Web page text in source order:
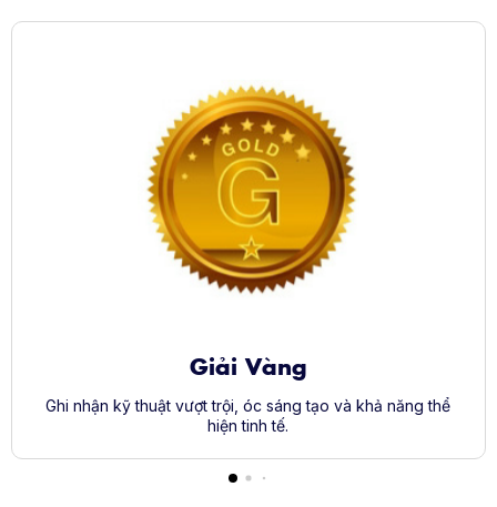
Giải Vàng
Ghi nhận kỹ thuật vượt trội, óc sáng tạo và khả năng thể
hiện tinh tế.